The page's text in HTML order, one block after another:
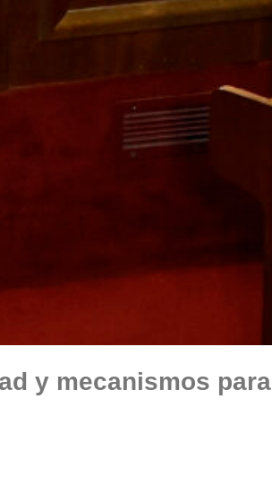
y mecanismos para